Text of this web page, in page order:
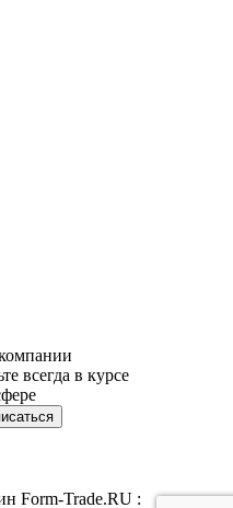
всегда в курсе
Form-Trade.RU :